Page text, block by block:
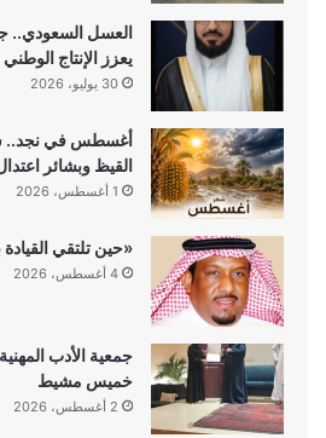
العسل السعودي..
يعزز الإنتاج الوطني
30 يوليو، 2026
أغسطس في نجد..
القيظ وبشائر
1 أغسطس، 2026
«حين تلتقي
4 أغسطس، 2026
جمعية الأدب
خميس مشيط
2 أغسطس، 2026